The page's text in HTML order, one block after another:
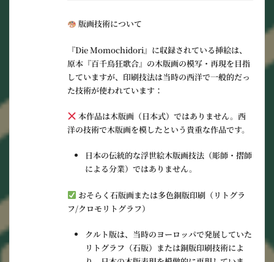
版画技術について
『Die Momochidori』に収録されている挿絵は、
原本『百千鳥狂歌合』の木版画の模写・再現を目指
していますが、印刷技法は当時の西洋で一般的だっ
た技術が使われています：
本作品は木版画（日本式）ではありません。西
洋の技術で木版画を模したという貴重な作品です。
日本の伝統的な浮世絵木版画技法（彫師・摺師
による分業）ではありません。
おそらく石版画または多色銅版印刷（リトグラ
フ/クロモリトグラフ）
クルト版は、当時のヨーロッパで発展していた
リトグラフ（石版）または銅版印刷技術によ